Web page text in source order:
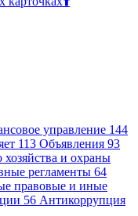
управление 144
113 Объявления 93
хозяйства и охраны
регламенты 64
правовые и иные
56 Антикоррупция